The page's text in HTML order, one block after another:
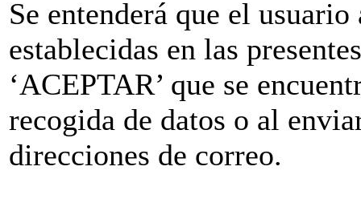
Se entenderá que el
establecidas en las
‘ACEPTAR’ que se
recogida de datos o al
direcciones de correo.